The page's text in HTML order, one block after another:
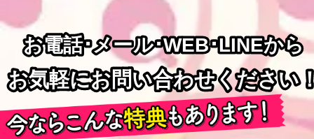
お電話･メール･WEB･LINEから
お電話･メール･WEB･LINEから
お気軽にお問い合わせください
お気軽にお問い合わせください